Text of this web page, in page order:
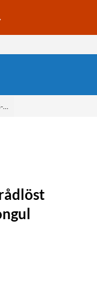
SVART & NEONGUL